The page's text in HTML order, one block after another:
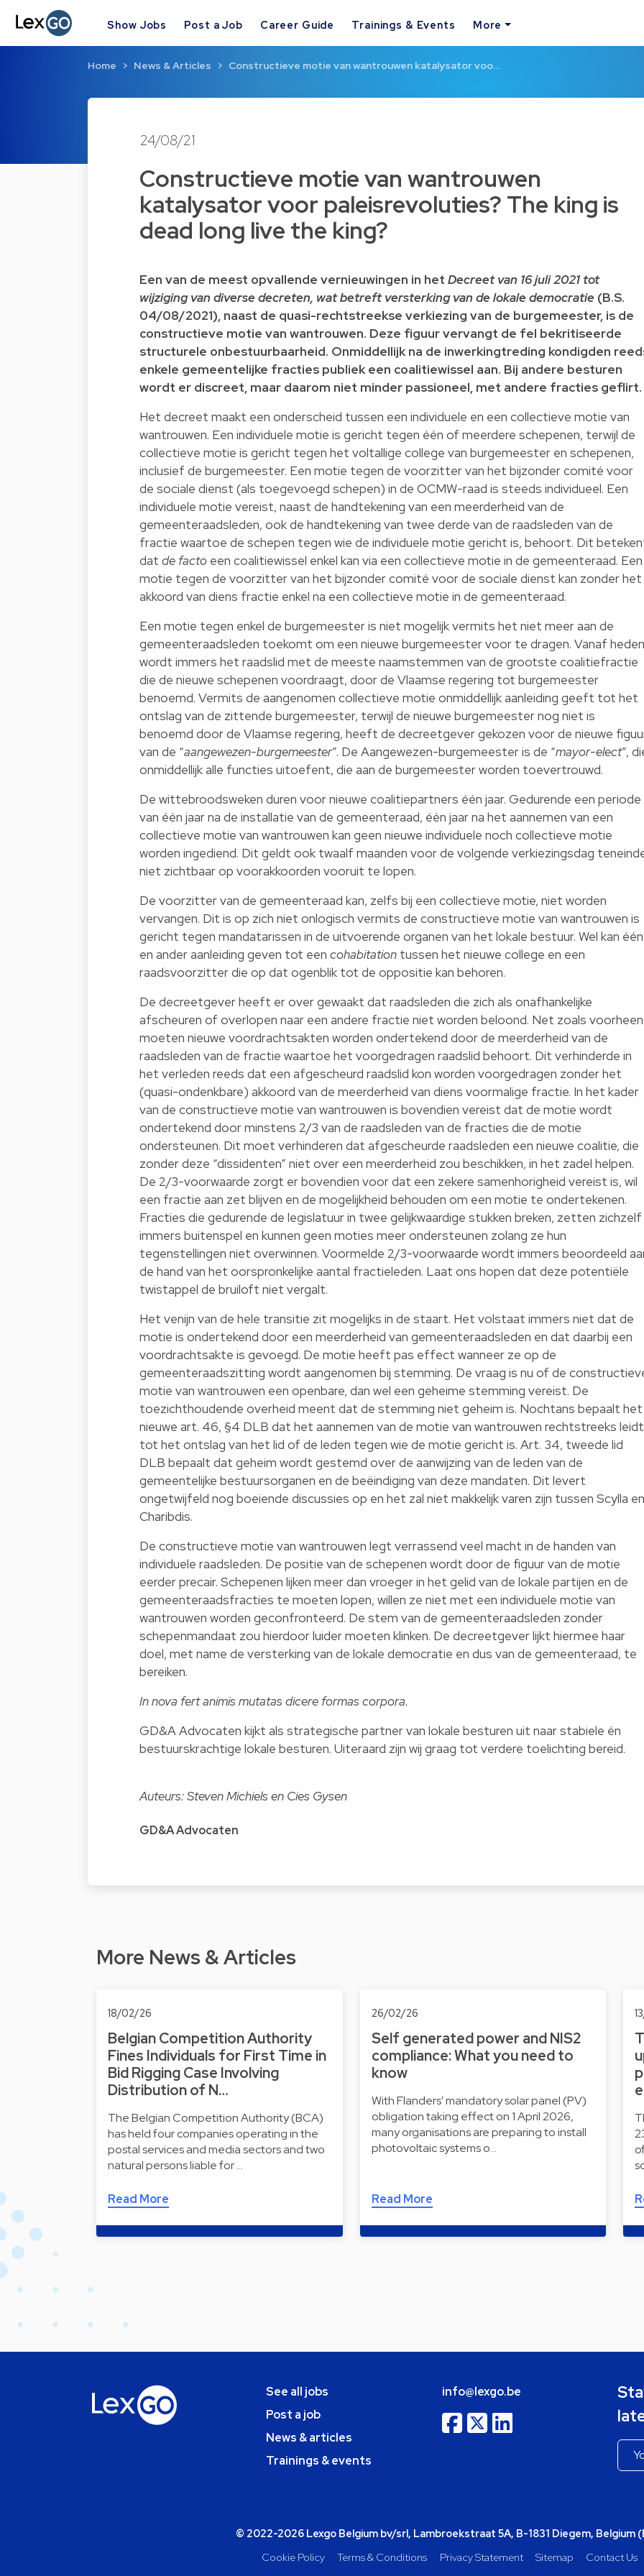
Show Jobs Post a Job Career Guide Trainings & Events More
Home News & Articles Constructieve motie van wantrouwen katalysator voo…
24/08/21
Constructieve motie van wantrouwen
katalysator voor paleisrevoluties? The king is
dead long live the king?
Een van de meest opvallende vernieuwingen in het Decreet van 16 juli 2021 tot
wijziging van diverse decreten, wat betreft versterking van de lokale democratie (B.S.
04/08/2021), naast de quasi-rechtstreekse verkiezing van de burgemeester, is de
constructieve motie van wantrouwen. Deze figuur vervangt de fel bekritiseerde
structurele onbestuurbaarheid. Onmiddellijk na de inwerkingtreding kondigden
enkele gemeentelijke fracties publiek een coalitiewissel aan. Bij andere besturen
wordt er discreet, maar daarom niet minder passioneel, met andere fracties geflirt.
Het decreet maakt een onderscheid tussen een individuele en een collectieve motie van
wantrouwen. Een individuele motie is gericht tegen één of meerdere schepenen, terwijl de
collectieve motie is gericht tegen het voltallige college van burgemeester en schepenen,
inclusief de burgemeester. Een motie tegen de voorzitter van het bijzonder comité voor
de sociale dienst (als toegevoegd schepen) in de OCMW-raad is steeds individueel. Een
individuele motie vereist, naast de handtekening van een meerderheid van de
gemeenteraadsleden, ook de handtekening van twee derde van de raadsleden van de
fractie waartoe de schepen tegen wie de individuele motie gericht is, behoort. Dit
dat de facto een coalitiewissel enkel kan via een collectieve motie in de gemeenteraad. Een
motie tegen de voorzitter van het bijzonder comité voor de sociale dienst kan zonder het
akkoord van diens fractie enkel na een collectieve motie in de gemeenteraad.
Een motie tegen enkel de burgemeester is niet mogelijk vermits het niet meer aan de
gemeenteraadsleden toekomt om een nieuwe burgemeester voor te dragen. Vanaf heden
wordt immers het raadslid met de meeste naamstemmen van de grootste coalitiefractie
die de nieuwe schepenen voordraagt, door de Vlaamse regering tot burgemeester
benoemd. Vermits de aangenomen collectieve motie onmiddellijk aanleiding geeft tot het
ontslag van de zittende burgemeester, terwijl de nieuwe burgemeester nog niet is
benoemd door de Vlaamse regering, heeft de decreetgever gekozen voor de nieuwe
van de “aangewezen-burgemeester”. De Aangewezen-burgemeester is de “mayor-elect”,
onmiddellijk alle functies uitoefent, die aan de burgemeester worden toevertrouwd.
De wittebroodsweken duren voor nieuwe coalitiepartners één jaar. Gedurende een periode
van één jaar na de installatie van de gemeenteraad, één jaar na het aannemen van een
collectieve motie van wantrouwen kan geen nieuwe individuele noch collectieve motie
worden ingediend. Dit geldt ook twaalf maanden voor de volgende verkiezingsdag
niet zichtbaar op voorakkoorden vooruit te lopen.
De voorzitter van de gemeenteraad kan, zelfs bij een collectieve motie, niet worden
vervangen. Dit is op zich niet onlogisch vermits de constructieve motie van wantrouwen is
gericht tegen mandatarissen in de uitvoerende organen van het lokale bestuur. Wel kan één
en ander aanleiding geven tot een cohabitation tussen het nieuwe college en een
raadsvoorzitter die op dat ogenblik tot de oppositie kan behoren.
De decreetgever heeft er over gewaakt dat raadsleden die zich als onafhankelijke
afscheuren of overlopen naar een andere fractie niet worden beloond. Net zoals voorheen
moeten nieuwe voordrachtsakten worden ondertekend door de meerderheid van de
raadsleden van de fractie waartoe het voorgedragen raadslid behoort. Dit verhinderde in
het verleden reeds dat een afgescheurd raadslid kon worden voorgedragen zonder het
(quasi-ondenkbare) akkoord van de meerderheid van diens voormalige fractie. In het kader
van de constructieve motie van wantrouwen is bovendien vereist dat de motie wordt
ondertekend door minstens 2/3 van de raadsleden van de fracties die de motie
ondersteunen. Dit moet verhinderen dat afgescheurde raadsleden een nieuwe coalitie, die
zonder deze “dissidenten” niet over een meerderheid zou beschikken, in het zadel helpen.
De 2/3-voorwaarde zorgt er bovendien voor dat een zekere samenhorigheid vereist is, wil
een fractie aan zet blijven en de mogelijkheid behouden om een motie te ondertekenen.
Fracties die gedurende de legislatuur in twee gelijkwaardige stukken breken, zetten zichzelf
immers buitenspel en kunnen geen moties meer ondersteunen zolang ze hun
tegenstellingen niet overwinnen. Voormelde 2/3-voorwaarde wordt immers beoordeeld
de hand van het oorspronkelijke aantal fractieleden. Laat ons hopen dat deze potentiële
twistappel de bruiloft niet vergalt.
Het venijn van de hele transitie zit mogelijks in de staart. Het volstaat immers niet dat de
motie is ondertekend door een meerderheid van gemeenteraadsleden en dat daarbij een
voordrachtsakte is gevoegd. De motie heeft pas effect wanneer ze op de
gemeenteraadszitting wordt aangenomen bij stemming. De vraag is nu of de
motie van wantrouwen een openbare, dan wel een geheime stemming vereist. De
toezichthoudende overheid meent dat de stemming niet geheim is. Nochtans bepaalt het
nieuwe art. 46, §4 DLB dat het aannemen van de motie van wantrouwen rechtstreeks leidt
tot het ontslag van het lid of de leden tegen wie de motie gericht is. Art. 34, tweede lid
DLB bepaalt dat geheim wordt gestemd over de aanwijzing van de leden van de
gemeentelijke bestuursorganen en de beëindiging van deze mandaten. Dit levert
ongetwijfeld nog boeiende discussies op en het zal niet makkelijk varen zijn tussen Scylla en
Charibdis.
De constructieve motie van wantrouwen legt verrassend veel macht in de handen van
individuele raadsleden. De positie van de schepenen wordt door de figuur van de motie
eerder precair. Schepenen lijken meer dan vroeger in het gelid van de lokale partijen en de
gemeenteraadsfracties te moeten lopen, willen ze niet met een individuele motie van
wantrouwen worden geconfronteerd. De stem van de gemeenteraadsleden zonder
schepenmandaat zou hierdoor luider moeten klinken. De decreetgever lijkt hiermee haar
doel, met name de versterking van de lokale democratie en dus van de gemeenteraad, te
bereiken.
In nova fert animis mutatas dicere formas corpora.
GD&A Advocaten kijkt als strategische partner van lokale besturen uit naar stabiele én
bestuurskrachtige lokale besturen. Uiteraard zijn wij graag tot verdere toelichting bereid.
Auteurs: Steven Michiels en Cies Gysen
GD&A Advocaten
More News & Articles
18/02/26
Belgian Competition Authority
Fines Individuals for First Time in
Bid Rigging Case Involving
Distribution of N…
The Belgian Competition Authority (BCA)
has held four companies operating in the
postal services and media sectors and two
natural persons liable for …
Read More
26/02/26
Self generated power and NIS2
compliance: What you need to
know
With Flanders' mandatory solar panel (PV)
obligation taking effect on 1 April 2026,
many organisations are preparing to install
photovoltaic systems o…
Read More
See all jobs
Post a job
News & articles
Trainings & events
info@lexgo.be
© 2022-2026 Lexgo Belgium bv/srl, Lambroekstraat 5A, B-1831 Diegem, Belgium
Cookie Policy
Terms & Conditions Privacy Statement Sitemap Contact Us